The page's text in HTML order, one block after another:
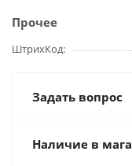
Прочее
ШтрихКод
Задать вопрос
Наличие в